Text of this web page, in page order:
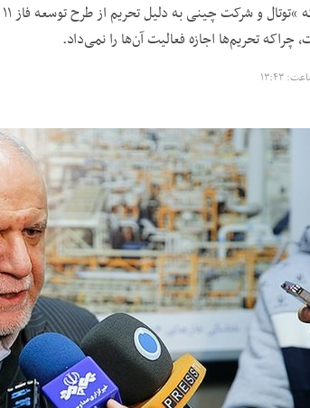
تحریم‌ها اجازه فعالیت آن‌ها را نمی‌داد.